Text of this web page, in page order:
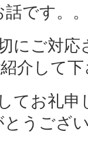
話です。
にご対
介して
てお礼
うござ